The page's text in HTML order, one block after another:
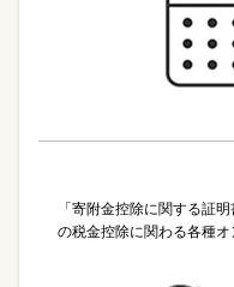
「寄附金控除に関する証
の税金控除に関わる各種